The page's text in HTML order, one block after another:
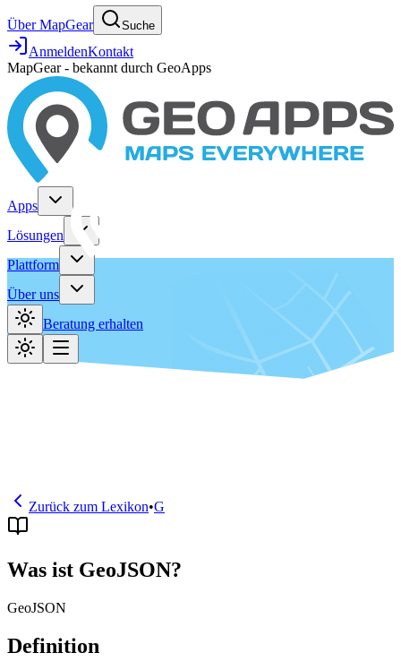
Über MapGear Suche
AnmeldenKontakt
MapGear - bekannt durch GeoApps
Apps
Lösungen
Plattform
Über uns
Beratung erhalten
Zurück zum Lexikon•G
Was ist GeoJSON?
GeoJSON
Definition